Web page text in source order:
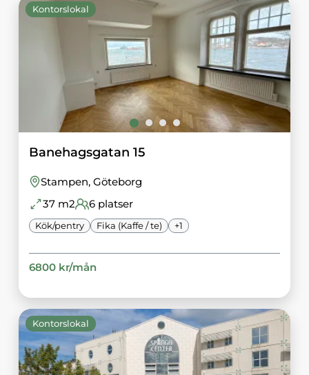
Kontorslokal
Banehagsgatan 15
Stampen, Göteborg
37m2 6platser
Kök/pentry Fika (Kaffe / te) +1
6800kr/mån
Kontorslokal